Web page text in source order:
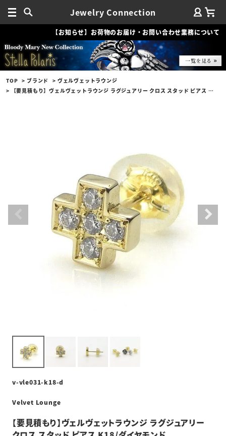
Jewelry Connection
【お知らせ】お荷物のお届け・お問い合わせ業務について
TOP ブランド
ヴェルヴェットラウンジ
【要見積もり】ヴェルヴェットラウンジ ラグジュアリー クロス スタッド ピアス K18/ダイヤモンド
v-vle031-k18-d
Velvet Lounge
【要見積もり】ヴェルヴェットラウンジ ラグジュアリー